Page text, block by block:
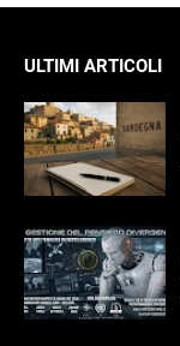
ULTIMI ARTICOLI